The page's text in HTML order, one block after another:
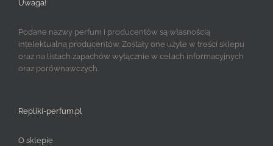
Uwaga!
Podane nazwy perfum i producentów są własnością
intelektualną producentów. Zostały one użyte w treści sklepu
oraz na listach zapachów wyłącznie w celach informacyjnych
oraz porównawczych.
Repliki-perfum.pl
O sklepie